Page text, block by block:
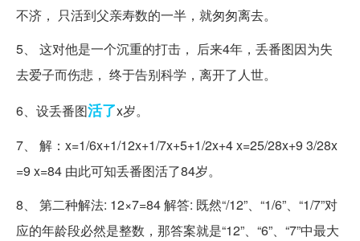
不济， 只活到父亲寿数的一半，就匆匆离去。
5、 这对他是一个沉重的打击， 后来4年，丢番图因为失
去爱子而伤悲， 终于告别科学，离开了人世。
6、设丢番图活了x岁。
7、 解：x=1/6x+1/12x+1/7x+5+1/2x+4 x=25/28x+9 3/28x
=9 x=84 由此可知丢番图活了84岁。
8、 第二种解法: 12×7=84 解答: 既然“/12”、“1/6”、“1/7”对
应的年龄段必然是整数，那答案就是“12”、“6”、“7”中最大